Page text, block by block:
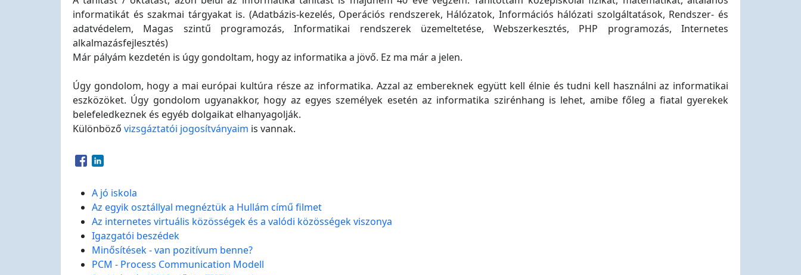
informatikát és szakmai tárgyakat is. (Adatbázis-kezelés, Operációs rendszerek, Hálózatok, Információs hálózati szolgáltatások, Rendszer- és
adatvédelem, Magas szintű programozás, Informatikai rendszerek üzemeltetése, Webszerkesztés, PHP programozás, Internetes
alkalmazásfejlesztés)
Már pályám kezdetén is úgy gondoltam, hogy az informatika a jövő. Ez ma már a jelen.
Úgy gondolom, hogy a mai európai kultúra része az informatika. Azzal az embereknek együtt kell élnie és tudni kell használni az informatikai
eszközöket. Úgy gondolom ugyanakkor, hogy az egyes személyek esetén az informatika szirénhang is lehet, amibe főleg a fiatal gyerekek
belefeledkeznek és egyéb dolgaikat elhanyagolják.
Különböző vizsgáztatói jogosítványaim is vannak.
Opens in a new window
Opens in a new window
A jó iskola
Az egyik osztállyal megnéztük a Hullám című filmet
Az internetes virtuális közösségek és a valódi közösségek viszonya
Igazgatói beszédek
Minősítések - van pozitívum benne?
PCM - Process Communication Modell